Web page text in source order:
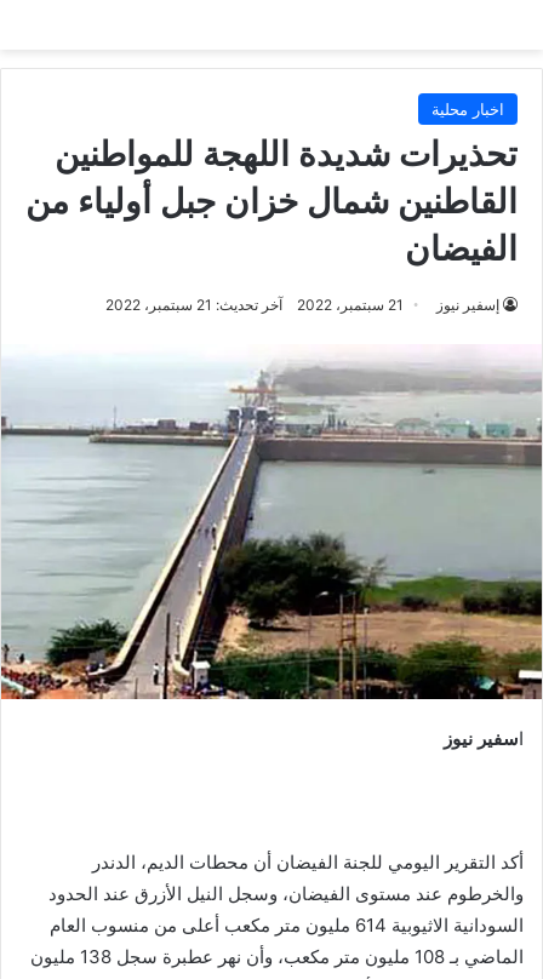
اخبار محلية
تحذيرات شديدة اللهجة للمواطنين
القاطنين شمال خزان جبل أولياء من
الفيضان
إسفير نيوز 21 سبتمبر، 2022 آخر تحديث: 21 سبتمبر، 2022
اسفير نيوز
أكد التقرير اليومي للجنة الفيضان أن محطات الديم، الدندر
والخرطوم عند مستوى الفيضان، وسجل النيل الأزرق عند الحدود
السودانية الاثيوبية 614 مليون متر مكعب أعلى من منسوب العام
الماضي بـ 108 مليون متر مكعب، وأن نهر عطبرة سجل 138 مليون